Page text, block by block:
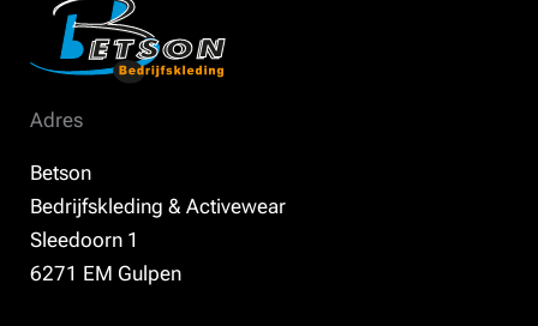
Adres
Betson
Bedrijfskleding & Activewear
Sleedoorn 1
6271 EM Gulpen